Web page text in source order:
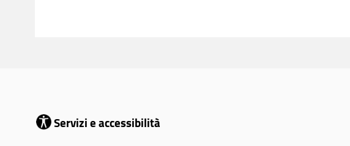
Servizi e accessibilità